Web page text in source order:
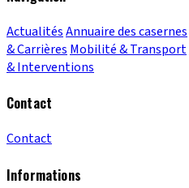
ActualitésAnnuaire des casernes
& Carrières Mobilité & Transport
& Interventions
Contact
Contact
Informations